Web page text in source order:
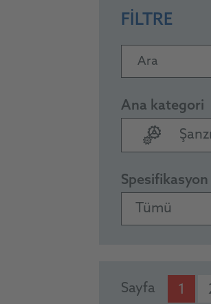
FILTRE
Ara
Ana kategori
Spesifikasyon
Tümü
PRODUCTS
Sayfa 1